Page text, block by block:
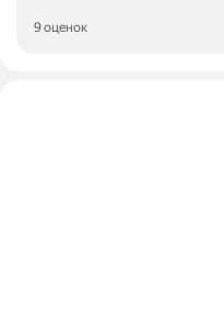
9 оценок